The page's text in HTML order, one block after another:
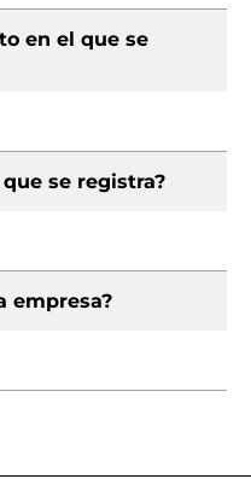
en el que se
se registra?
empresa?